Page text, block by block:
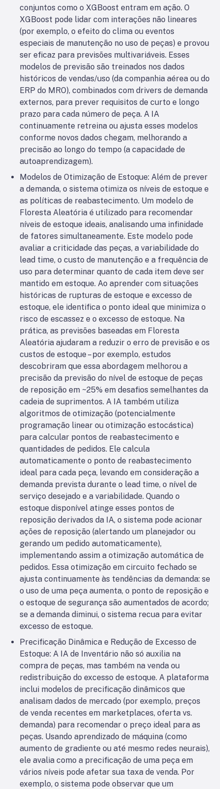
conjuntos como o XGBoost entram em ação. O
XGBoost pode lidar com interações não lineares
(por exemplo, o efeito do clima ou eventos
especiais de manutenção no uso de peças) e provou
ser eficaz para previsões multivariáveis. Esses
modelos de previsão são treinados nos dados
históricos de vendas/uso (da companhia aérea ou do
ERP do MRO), combinados com drivers de demanda
externos, para prever requisitos de curto e longo
prazo para cada número de peça. A IA
continuamente retreina ou ajusta esses modelos
conforme novos dados chegam, melhorando a
precisão ao longo do tempo (a capacidade de
autoaprendizagem).
Modelos de Otimização de Estoque: Além de prever
a demanda, o sistema otimiza os níveis de estoque e
as políticas de reabastecimento. Um modelo de
Floresta Aleatória é utilizado para recomendar
níveis de estoque ideais, analisando uma infinidade
de fatores simultaneamente. Este modelo pode
avaliar a criticidade das peças, a variabilidade do
lead time, o custo de manutenção e a frequência de
uso para determinar quanto de cada item deve ser
mantido em estoque. Ao aprender com situações
históricas de rupturas de estoque e excesso de
estoque, ele identifica o ponto ideal que minimiza o
risco de escassez e o excesso de estoque. Na
prática, as previsões baseadas em Floresta
Aleatória ajudaram a reduzir o erro de previsão e os
custos de estoque – por exemplo, estudos
descobriram que essa abordagem melhorou a
precisão da previsão do nível de estoque de peças
de reposição em ~25% em desafios semelhantes da
cadeia de suprimentos. A IA também utiliza
algoritmos de otimização (potencialmente
programação linear ou otimização estocástica)
para calcular pontos de reabastecimento e
quantidades de pedidos. Ele calcula
automaticamente o ponto de reabastecimento
ideal para cada peça, levando em consideração a
demanda prevista durante o lead time, o nível de
serviço desejado e a variabilidade. Quando o
estoque disponível atinge esses pontos de
reposição derivados da IA, o sistema pode acionar
ações de reposição (alertando um planejador ou
gerando um pedido automaticamente),
implementando assim a otimização automática de
pedidos. Essa otimização em circuito fechado se
ajusta continuamente às tendências da demanda: se
o uso de uma peça aumenta, o ponto de reposição e
o estoque de segurança são aumentados de acordo;
se a demanda diminui, o sistema recua para evitar
excesso de estoque.
Precificação Dinâmica e Redução de Excesso de
Estoque: A IA de Inventário não só auxilia na
compra de peças, mas também na venda ou
redistribuição do excesso de estoque. A plataforma
inclui modelos de precificação dinâmicos que
analisam dados de mercado (por exemplo, preços
de venda recentes em marketplaces, oferta vs.
demanda) para recomendar o preço ideal para as
peças. Usando aprendizado de máquina (como
aumento de gradiente ou até mesmo redes neurais),
ele avalia como a precificação de uma peça em
vários níveis pode afetar sua taxa de venda. Por
exemplo, o sistema pode observar que um